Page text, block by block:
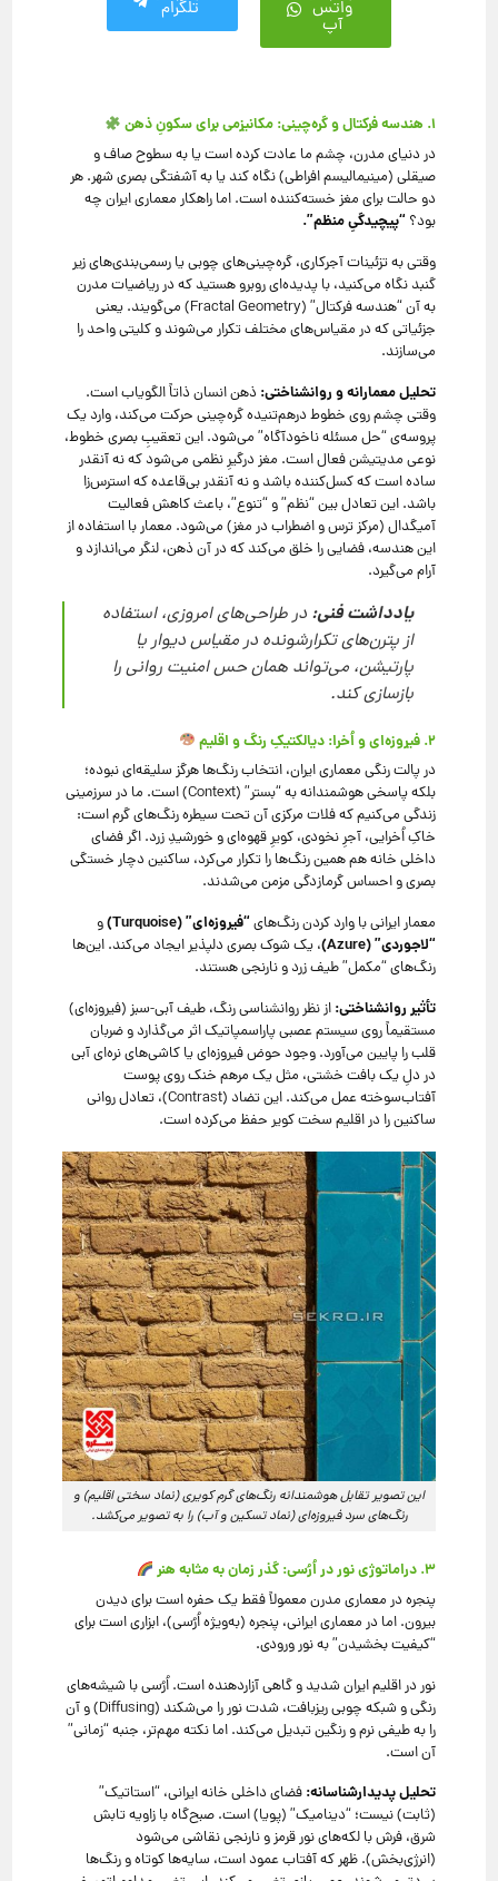
واتس
آپ
تلگرام
۱. هندسه فرکتال و گره‌چینی: مکانیزمی برای سکونِ ذهن
در دنیای مدرن، چشم ما عادت کرده است یا به سطوح صاف و
صیقلی (مینیمالیسم افراطی) نگاه کند یا به آشفتگی بصری شهر. هر
دو حالت برای مغز خسته‌کننده است. اما راهکار معماری ایران چه
بود؟ “پیچیدگیِ منظم”.
وقتی به تزئینات آجرکاری، گره‌چینی‌های چوبی یا رسمی‌بندی‌های زیر
گنبد نگاه می‌کنید، با پدیده‌ای روبرو هستید که در ریاضیات مدرن
به آن “هندسه فرکتال” (Fractal Geometry) می‌گویند. یعنی
جزئیاتی که در مقیاس‌های مختلف تکرار می‌شوند و کلیتی واحد را
می‌سازند.
تحلیل معمارانه و روانشناختی: ذهن انسان ذاتاً الگویاب است.
وقتی چشم روی خطوط درهم‌تنیده گره‌چینی حرکت می‌کند، وارد یک
پروسه‌ی “حل مسئله ناخودآگاه” می‌شود. این تعقیبِ بصری خطوط،
نوعی مدیتیشن فعال است. مغز درگیرِ نظمی می‌شود که نه آنقدر
ساده است که کسل‌کننده باشد و نه آنقدر بی‌قاعده که استرس‌زا
باشد. این تعادل بین “نظم” و “تنوع”، باعث کاهش فعالیت
آمیگدال (مرکز ترس و اضطراب در مغز) می‌شود. معمار با استفاده از
این هندسه، فضایی را خلق می‌کند که در آن ذهن، لنگر می‌اندازد و
آرام می‌گیرد.
یادداشت فنی: در طراحی‌های امروزی، استفاده
از پترن‌های تکرار‌شونده در مقیاس دیوار یا
پارتیشن، می‌تواند همان حس امنیت روانی را
بازسازی کند.
۲. فیروزه‌ای و اُخرا: دیالکتیکِ رنگ و اقلیم
در پالت رنگی معماری ایران، انتخاب رنگ‌ها هرگز سلیقه‌ای نبوده؛
بلکه پاسخی هوشمندانه به “بستر” (Context) است. ما در سرزمینی
زندگی می‌کنیم که فلات مرکزی آن تحت سیطره رنگ‌های گرم است:
خاکِ اُخرایی، آجرِ نخودی، کویرِ قهوه‌ای و خورشیدِ زرد. اگر فضای
داخلی خانه هم همین رنگ‌ها را تکرار می‌کرد، ساکنین دچار خستگی
بصری و احساس گرمازدگی مزمن می‌شدند.
معمار ایرانی با وارد کردن رنگ‌های “فیروزه‌ای” (Turquoise) و
“لاجوردی” (Azure)
، یک شوک بصری دلپذیر ایجاد می‌کند. این‌ها
رنگ‌های “مکمل” طیف زرد و نارنجی هستند.
تأثیر روانشناختی: از نظر روانشناسی رنگ، طیف آبی-سبز (فیروزه‌ای)
مستقیماً روی سیستم عصبی پاراسمپاتیک اثر می‌گذارد و ضربان
قلب را پایین می‌آورد. وجود حوض فیروزه‌ای یا کاشی‌های نره‌ای آبی
در دلِ یک بافت خشتی، مثل یک مرهم خنک روی پوست
آفتاب‌سوخته عمل می‌کند. این تضاد (Contrast)، تعادل روانی
ساکنین را در اقلیم سخت کویر حفظ می‌کرده است.
این تصویر تقابل هوشمندانه رنگ‌های گرم کویری (نماد سختی اقلیم) و
رنگ‌های سرد فیروزه‌ای (نماد تسکین و آب) را به تصویر می‌کشد.
۳. دراماتوژی نور در اُرُسی: گذر زمان به مثابه هنر
پنجره در معماری مدرن معمولاً فقط یک حفره است برای دیدن
بیرون. اما در معماری ایرانی، پنجره (به‌ویژه اُرُسی)، ابزاری است برای
“کیفیت بخشیدن” به نور ورودی.
نور در اقلیم ایران شدید و گاهی آزاردهنده است. اُرُسی با شیشه‌های
رنگی و شبکه چوبی ریزبافت، شدت نور را می‌شکند (Diffusing) و آن
را به طیفی نرم و رنگین تبدیل می‌کند. اما نکته مهم‌تر، جنبه “زمانی”
آن است.
تحلیل پدیدارشناسانه: فضای داخلی خانه ایرانی، “استاتیک”
(ثابت) نیست؛ “دینامیک” (پویا) است. صبح‌گاه با زاویه تابش
شرق، فرش با لکه‌های نور قرمز و نارنجی نقاشی می‌شود
(انرژی‌بخش). ظهر که آفتاب عمود است، سایه‌ها کوتاه و رنگ‌ها